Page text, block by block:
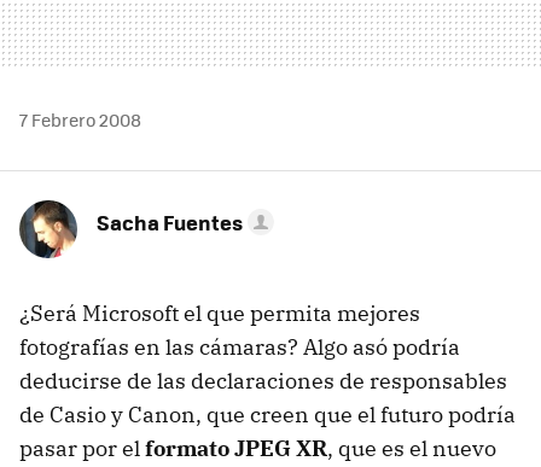
7 Febrero 2008
Sacha Fuentes
¿Será Microsoft el que permita mejores
fotografías en las cámaras? Algo asó podría
deducirse de las declaraciones de responsables
de Casio y Canon, que creen que el futuro podría
pasar por elformato JPEG XR, que es el nuevo